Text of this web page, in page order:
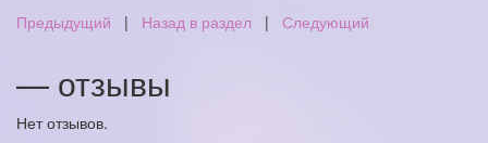
Предыдущий | Назад в раздел | Следующий
— отзывы
Нет отзывов.